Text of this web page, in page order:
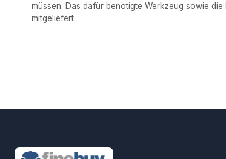
müssen. Das dafür benötigte Werkzeug sowie
mitgeliefert.